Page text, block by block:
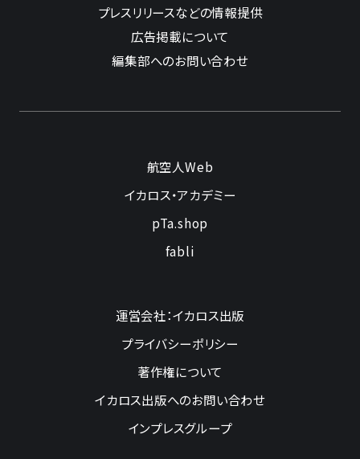
プレスリリースなどの情報提供
広告掲載について
編集部へのお問い合わせ
航空人Web
イカロス・アカデミー
pTa.shop
fabli
運営会社：イカロス出版
プライバシーポリシー
著作権について
イカロス出版へのお問い合わせ
インプレスグループ